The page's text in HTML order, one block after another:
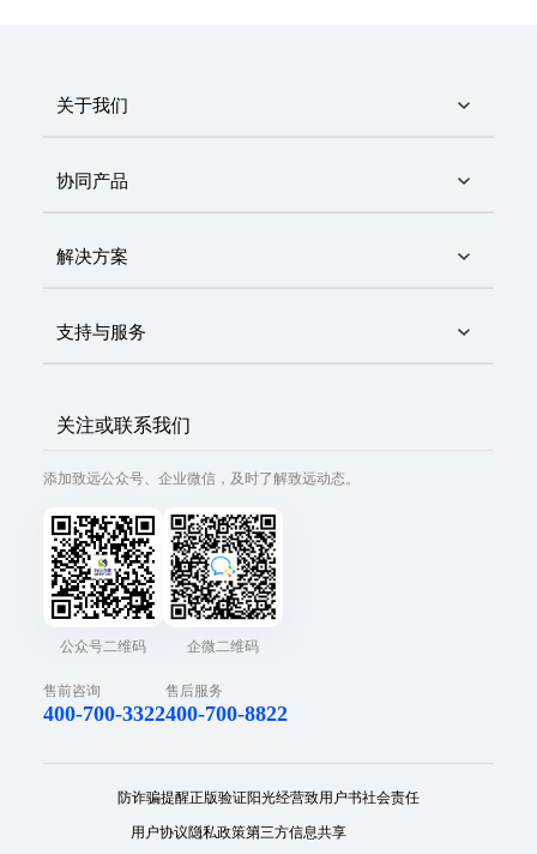
关于我们
协同产品
解决方案
支持与服务
关注或联系我们
添加致远公众号、企业微信，及时了解致远动态。
公众号二维码 企微二维码
售前咨询
400-700-3322
售后服务
400-700-8822
防诈骗提醒正版验证阳光经营致用户书社会责任
用户协议隐私政策第三方信息共享